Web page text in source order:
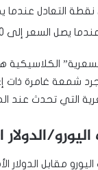
عندما يحقق
شمعة غامرة ذات
التي تحدث عند
الدولار
مقابل الدولار